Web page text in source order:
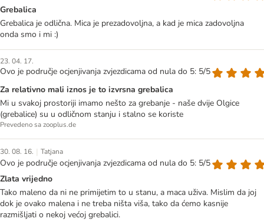
Grebalica
Grebalica je odlična. Mica je prezadovoljna, a kad je mica zadovoljna
onda smo i mi :)
23. 04. 17.
Ovo je područje ocjenjivanja zvjezdicama od nula do 5: 5/5
Za relativno mali iznos je to izvrsna grebalica
Mi u svakoj prostoriji imamo nešto za grebanje - naše dvije Olgice
(grebalice) su u odličnom stanju i stalno se koriste
Prevedeno sa zooplus.de
30. 08. 16. | Tatjana
Ovo je područje ocjenjivanja zvjezdicama od nula do 5: 5/5
Zlata vrijedno
Tako maleno da ni ne primijetim to u stanu, a maca uživa. Mislim da joj
dok je ovako malena i ne treba ništa viša, tako da ćemo kasnije
razmišljati o nekoj većoj grebalici.